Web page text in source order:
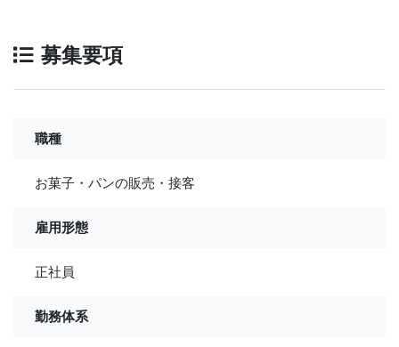
募集要項
職種
お菓子・パンの販売・接客
雇用形態
正社員
勤務体系